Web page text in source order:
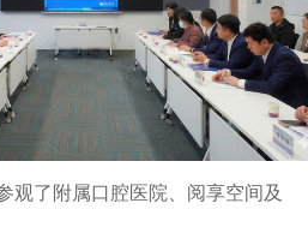
观了附属口腔医院、阅享空间及